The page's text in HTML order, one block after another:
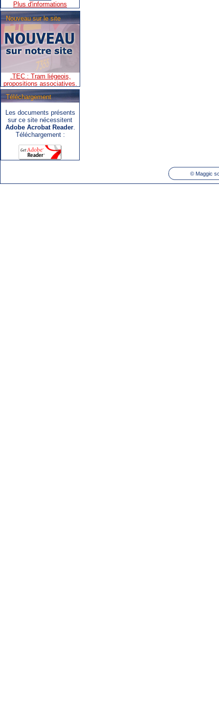
Plus d'informations
Nouveau sur le site
.TEC : Tram liégeois,
propositions associatives.
.SNCB - TEC : Système de
correspondance ARIbus.
Téléchargement
Les documents présents
sur ce site nécessitent
Adobe Acrobat Reader.
Téléchargement :
© Maggic